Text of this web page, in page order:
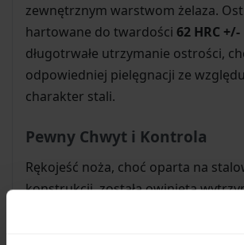
zewnętrznym warstwom żelaza.
hartowane do twardości 62 HRC +/-
długotrwałe utrzymanie ostrości,
odpowiedniej pielęgnacji ze
charakter stali.
Pewny Chwyt i Kontrola
Rękojeść noża, choć oparta na
konstrukcji, została owinięta
. Ten praktyczny zabieg